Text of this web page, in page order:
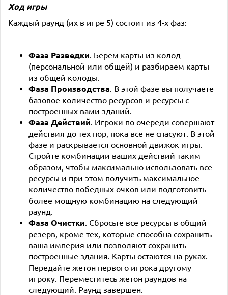
Ход игры
Каждый раунд (их в игре 5) состоит из 4-х фаз:
Фаза Разведки . Берем карты из колод
(персональной или общей) и разбираем карты
из общей колоды.
Фаза Производства . В этой фазе вы получаете
базовое количество ресурсов и ресурсы с
построенных вами зданий.
Фаза Действий . Игроки по очереди совершают
действия до тех пор, пока все не спасуют. В этой
фазе и раскрывается основной движок игры.
Стройте комбинации ваших действий таким
образом, чтобы максимально использовать все
ресурсы и при этом получить максимальное
количество победных очков или подготовить
более мощную комбинацию на следующий
раунд.
Фаза Очистки . Сбросьте все ресурсы в общий
резерв, кроме тех, которые способна сохранить
ваша империя или позволяют сохранить
построенные здания. Карты остаются на руках.
Передайте жетон первого игрока другому
игроку. Переместитесь жетон раундов на
следующий. Раунд завершен.